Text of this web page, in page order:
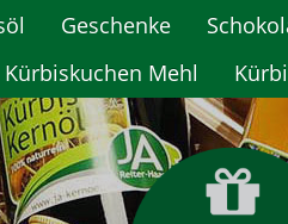
Geschenke
Kürbiskuchen Mehl